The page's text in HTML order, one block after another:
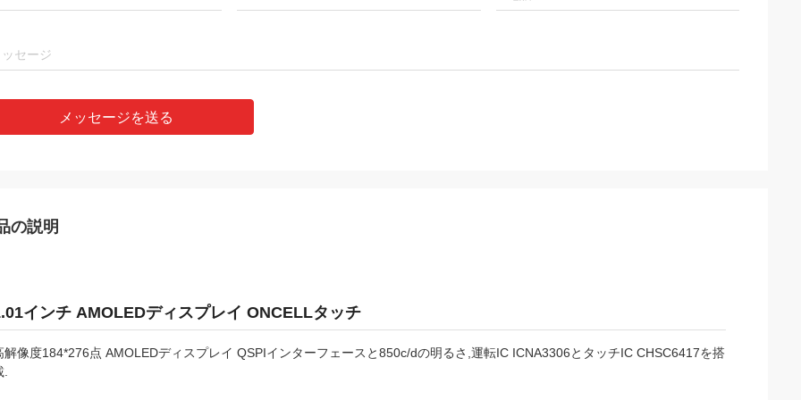
メッセージを送る
の説明
インチ AMOLEDディスプレイ ONCELLタッチ
解像度184*276点 AMOLEDディスプレイ QSPIインターフェースと850c/dの明るさ,運転IC ICNA3306とタッチIC CHSC6417を搭